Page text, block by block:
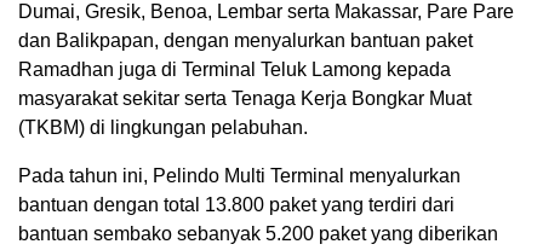
Dumai, Gresik, Benoa, Lembar serta Makassar, Pare Pare
dan Balikpapan, dengan menyalurkan bantuan paket
Ramadhan juga di Terminal Teluk Lamong kepada
masyarakat sekitar serta Tenaga Kerja Bongkar Muat
(TKBM) di lingkungan pelabuhan.
Pada tahun ini, Pelindo Multi Terminal menyalurkan
bantuan dengan total 13.800 paket yang terdiri dari
bantuan sembako sebanyak 5.200 paket yang diberikan